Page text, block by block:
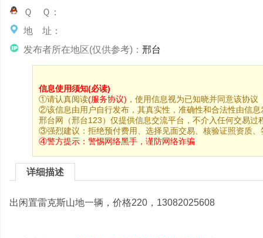
Ｑ Ｑ：
地 址：
发布者所在地区(仅供参考)： 邢台
信息使用须知(必读)
①请认真阅读(服务协议) ，使用信息视为已知晓并同意该协议
②该信息由用户自行发布，其真实性，准确性和合法性由信息
邢台网（邢台123）仅提供信息交流平台，不介入任何交易过
③强烈建议：拒绝预付费用、选择见面交易、核验证照资质、
④警方提示： 警惕网络黑手，谨防网络诈骗
详细描述
出闲置雷克斯山地一辆，价格220，13082025608